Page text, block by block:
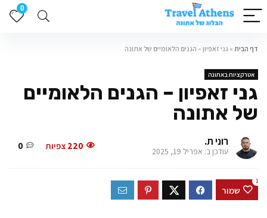
0
דף הבית » גני זאפיון – הגנים הלאומיים של אתונה
אטרקציות באתונה
גני זאפיון – הגנים הלאומיים
של אתונה
רוני ת.
עודכן ב: אפריל 19, 2025 220 צפיות 0
שמור
1